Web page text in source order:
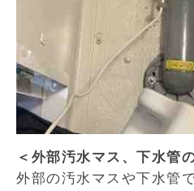
＜外部汚水マス、下水管
外部の汚水マスや下水管